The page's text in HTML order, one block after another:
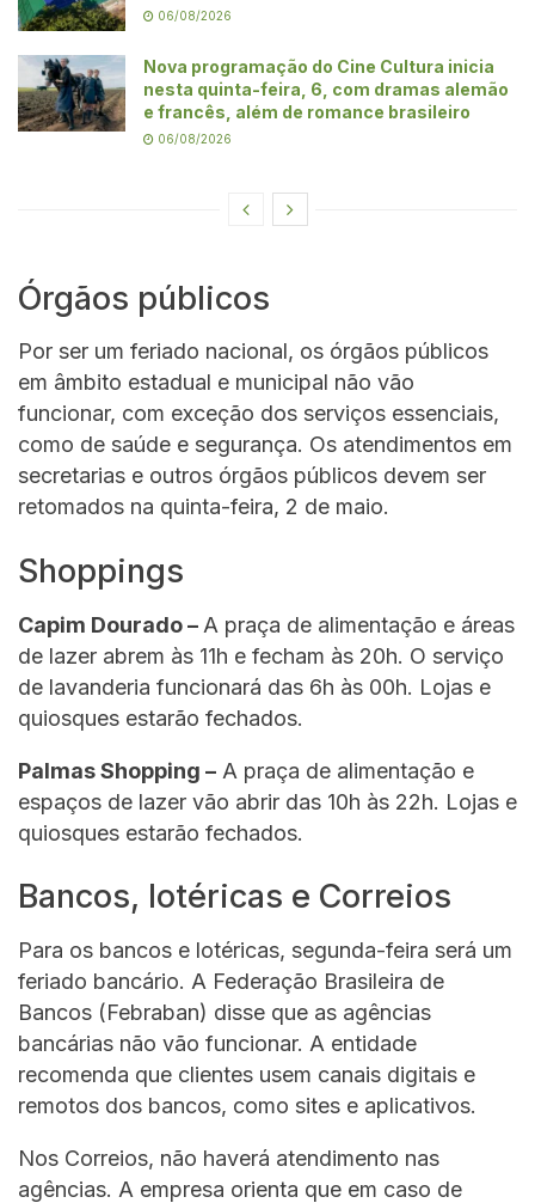
06/08/2026
Nova programação do Cine Cultura inicia
nesta quinta-feira, 6, com dramas alemão
e francês, além de romance brasileiro
06/08/2026
Órgãos públicos
Por ser um feriado nacional, os órgãos públicos
em âmbito estadual e municipal não vão
funcionar, com exceção dos serviços essenciais,
como de saúde e segurança. Os atendimentos em
secretarias e outros órgãos públicos devem ser
retomados na quinta-feira, 2 de maio.
Shoppings
Capim Dourado – A praça de alimentação e áreas
de lazer abrem às 11h e fecham às 20h. O serviço
de lavanderia funcionará das 6h às 00h. Lojas e
quiosques estarão fechados.
Palmas Shopping – A praça de alimentação e
espaços de lazer vão abrir das 10h às 22h. Lojas e
quiosques estarão fechados.
Bancos, lotéricas e Correios
Para os bancos e lotéricas, segunda-feira será um
feriado bancário. A Federação Brasileira de
Bancos (Febraban) disse que as agências
bancárias não vão funcionar. A entidade
recomenda que clientes usem canais digitais e
remotos dos bancos, como sites e aplicativos.
Nos Correios, não haverá atendimento nas
agências. A empresa orienta que em caso de